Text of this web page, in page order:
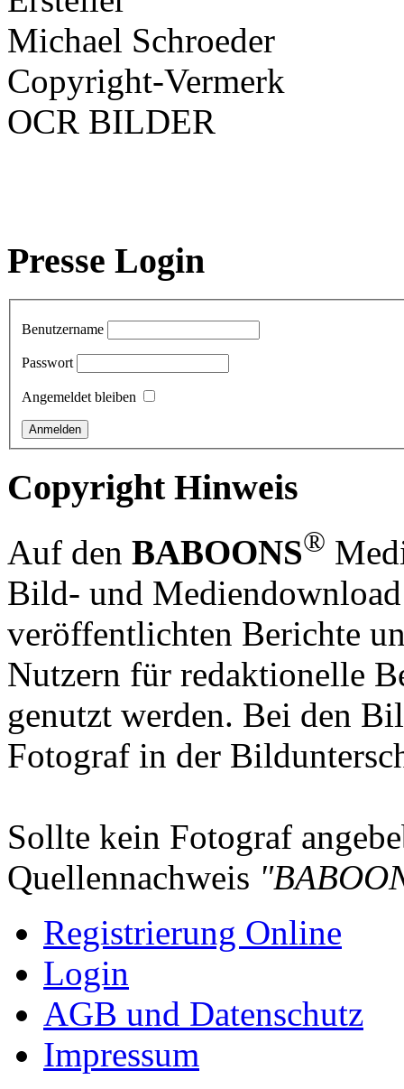
Michael Schroeder
Copyright-Vermerk
OCR BILDER
Presse Login
Benutzername
Passwort
Angemeldet bleiben
Copyright Hinweis
Auf den BABOONS®
Bild- und
veröffentlichten Berichte
Nutzern für redaktionelle
genutzt werden. Bei den
Fotograf in der
Sollte kein Fotograf
Quellennachweis
Registrierung Online
Login
AGB und Datenschutz
Impressum